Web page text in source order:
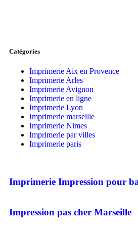
Catégories
Imprimerie Aix en Provence
Imprimerie Arles
Imprimerie Avignon
Imprimerie en ligne
Imprimerie Lyon
Imprimerie marseille
Imprimerie Nimes
Imprimerie par villes
Imprimerie paris
Imprimerie Impression pour
Impression pas cher Marseille